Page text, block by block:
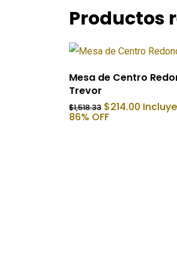
Productos
Añadir Al
Mesa de Centro
Trevor
$1,518.33 El
precio
$214.00 El
precio
86% OFF